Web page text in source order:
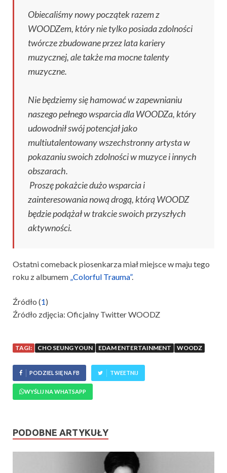
Obiecaliśmy nowy początek razem z
WOODZem, który nie tylko posiada zdolności
twórcze zbudowane przez lata kariery
muzycznej, ale także ma mocne talenty
muzyczne.
Nie będziemy się hamować w zapewnianiu
naszego pełnego wsparcia dla WOODZa, który
udowodnił swój potencjał jako
multiutalentowany wszechstronny artysta w
pokazaniu swoich zdolności w muzyce i innych
obszarach.
Proszę pokażcie dużo wsparcia i
zainteresowania nową drogą, którą WOODZ
będzie podążał w trakcie swoich przyszłych
aktywności.
Ostatni comeback piosenkarza miał miejsce w maju tego
roku z albumem „Colorful Trauma”.
Źródło (1)
Źródło zdjęcia: Oficjalny Twitter WOODZ
TAGI: CHO SEUNG YOUN EDAM ENTERTAINMENT WOODZ
PODZIEL SIĘ NA FB TWEETNIJ
WYŚLIJ NA WHATSAPP
PODOBNE ARTYKUŁY